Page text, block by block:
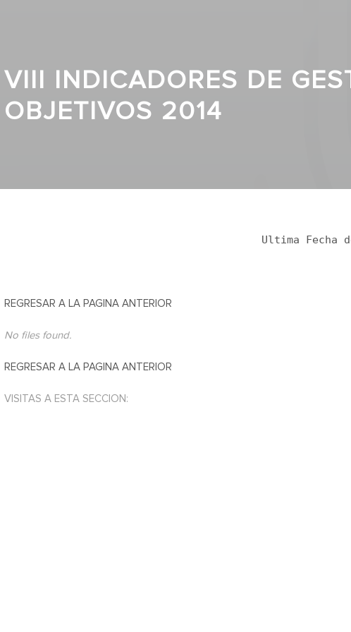
VIII INDICADORES DE
OBJETIVOS 2014
Ultima Fecha
REGRESAR A LA PAGINA ANTERIOR
No files found.
REGRESAR A LA PAGINA ANTERIOR
VISITAS A ESTA SECCION: